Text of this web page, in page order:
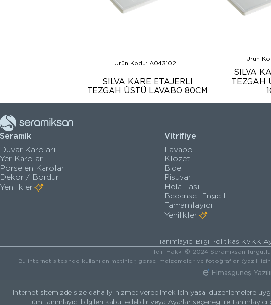
Ürün Kodu: A043102H
SILVA KARE ETAJERLI
TEZGAH ÜSTÜ LAVABO 80CM
Ürün
SILVA
TEZGAH
Seramik
Duvar Karoları
Yer Karoları
Porselen Karolar
Dekor / Bordür
Yenilikler
Vitrifiye
Lavabo
Klozet
Bide
Pisuvar
Hela Taşı
Bedensel Engelli
Tamamlayıcı
Yenilikler
Tanımlayıcı Bilgi PolitikasıKVKK
Telif Hakkı © 2024 Seramiksan Turgutlu
Bu internet sitesinde kullanılan metinler, görsel malzemeler ve fotoğraflar (yazılı
Elmasgüneş
Internet sitemizde size daha iyi hizmet verebilmek için yasal düzenlemelere
tüm tanımlayıcı bilgileri kabul edebilir veya Ayarlar seçeneği ile